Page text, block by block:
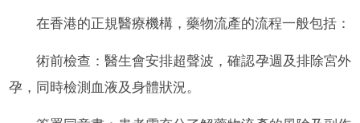
在香港的正規醫療機構，藥物流產的流程一般包括：
術前檢查：醫生會安排超聲波，確認孕週及排除宮外
孕，同時檢測血液及身體狀況。